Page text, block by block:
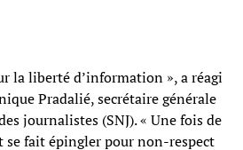
la liberté d’information », a réagi
Pradalié, secrétaire générale
journalistes (SNJ). « Une fois de
se fait épingler pour non-respect